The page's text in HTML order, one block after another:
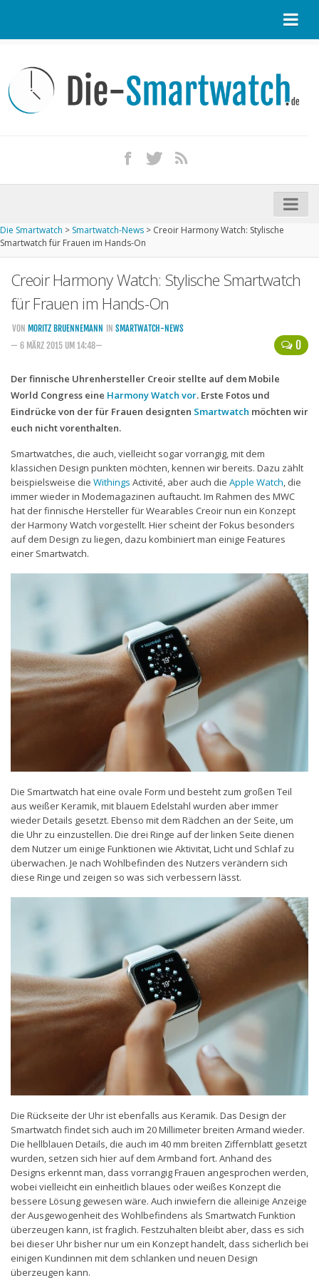
Kontakt / Tipp geben
Impressum
iPhone kaufen
Startseite
Kommende Smartwatches
Handytarife
Smartphonetarife
Datentarife
Smartphonetarife
Prepaid-Tarife
Datentarife
Flatrate-Prepaidtarife
Die Smartwatch > Smartwatch-News > Creoir Harmony Watch: Stylische
Smartwatch für Frauen im Hands-On
Creoir Harmony Watch: Stylische Smartwatch
für Frauen im Hands-On
0
VON MORITZ BRUENNEMANN IN SMARTWATCH-NEWS
— 6 MÄRZ 2015 UM 14:48—
Der finnische Uhrenhersteller Creoir stellte auf dem Mobile
World Congress eine Harmony Watch vor. Erste Fotos und
Eindrücke von der für Frauen designten Smartwatch möchten wir
euch nicht vorenthalten.
Smartwatches, die auch, vielleicht sogar vorrangig, mit dem
klassichen Design punkten möchten, kennen wir bereits. Dazu zählt
beispielsweise die Withings Activité, aber auch die Apple Watch, die
immer wieder in Modemagazinen auftaucht. Im Rahmen des MWC
hat der finnische Hersteller für Wearables Creoir nun ein Konzept
der Harmony Watch vorgestellt. Hier scheint der Fokus besonders
auf dem Design zu liegen, dazu kombiniert man einige Features
einer Smartwatch.
Die Smartwatch hat eine ovale Form und besteht zum großen Teil
aus weißer Keramik, mit blauem Edelstahl wurden aber immer
wieder Details gesetzt. Ebenso mit dem Rädchen an der Seite, um
die Uhr zu einzustellen. Die drei Ringe auf der linken Seite dienen
dem Nutzer um einige Funktionen wie Aktivität, Licht und Schlaf zu
überwachen. Je nach Wohlbefinden des Nutzers verändern sich
diese Ringe und zeigen so was sich verbessern lässt.
Die Rückseite der Uhr ist ebenfalls aus Keramik. Das Design der
Smartwatch findet sich auch im 20 Millimeter breiten Armand wieder.
Die hellblauen Details, die auch im 40 mm breiten Ziffernblatt gesetzt
wurden, setzen sich hier auf dem Armband fort. Anhand des
Designs erkennt man, dass vorrangig Frauen angesprochen werden,
wobei vielleicht ein einheitlich blaues oder weißes Konzept die
bessere Lösung gewesen wäre. Auch inwiefern die alleinige Anzeige
der Ausgewogenheit des Wohlbefindens als Smartwatch Funktion
überzeugen kann, ist fraglich. Festzuhalten bleibt aber, dass es sich
bei dieser Uhr bisher nur um ein Konzept handelt, dass sicherlich bei
einigen Kundinnen mit dem schlanken und neuen Design
überzeugen kann.